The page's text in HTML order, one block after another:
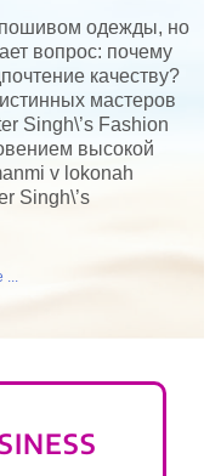
пошивом одежды, но
вопрос: почему
качеству?
мастеров
Singh\’s Fashion
высокой
v lokonah
Singh\’s
...